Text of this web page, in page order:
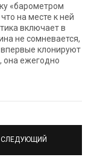
«барометром
на месте к ней
включает в
не сомневается,
клонируют
она ежегодно
СЛЕДУЮЩИЙ